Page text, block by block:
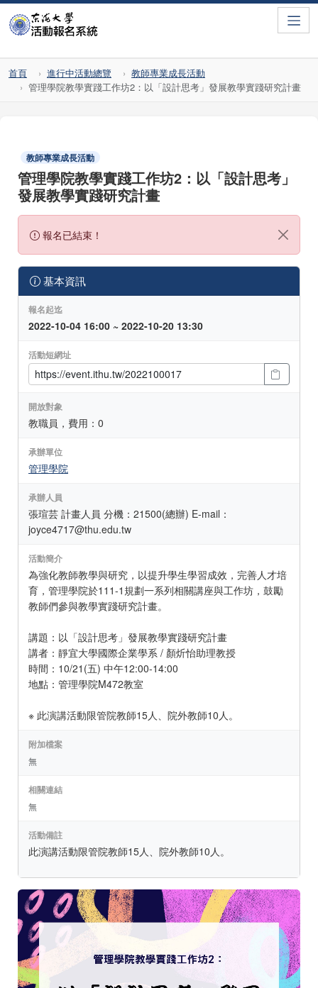
首頁 進行中活動總覽
教師專業成長活動
管理學院教學實踐工作坊2：以「設計思考」發展教學實踐研究計畫
教師專業成長活動
管理學院教學實踐工作坊2：以「設計思考」
發展教學實踐研究計畫
報名已結束！
基本資訊
報名起迄
2022-10-04 16:00 ~ 2022-10-20 13:30
活動短網址
開放對象
教職員，費用：0
承辦單位
管理學院
承辦人員
張瑄芸 計畫人員 分機：21500(總辦) E-mail：
joyce4717@thu.edu.tw
活動簡介
為強化教師教學與研究，以提升學生學習成效，完善人才培
育，管理學院於111-1規劃一系列相關講座與工作坊，鼓勵
教師們參與教學實踐研究計畫。
講題：以「設計思考」發展教學實踐研究計畫
講者：靜宜大學國際企業學系 / 顏炘怡助理教授
時間：10/21(五) 中午12:00-14:00
地點：管理學院M472教室
※ 此演講活動限管院教師15人、院外教師10人。
附加檔案
無
相關連結
無
活動備註
此演講活動限管院教師15人、院外教師10人。